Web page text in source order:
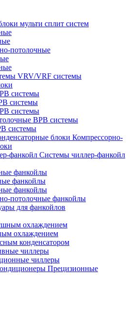
мульти сплит систем
потолочные
VRV/VRF системы
системы
системы
системы
ВРВ системы
системы
Компрессорно-
Системы чиллер-фанкойл
фанкойлы
фанкойлы
фанкойлы
потолочные фанкойлы
для фанкойлов
охлаждением
охлаждением
конденсатором
чиллеры
чиллеры
Прецизионные